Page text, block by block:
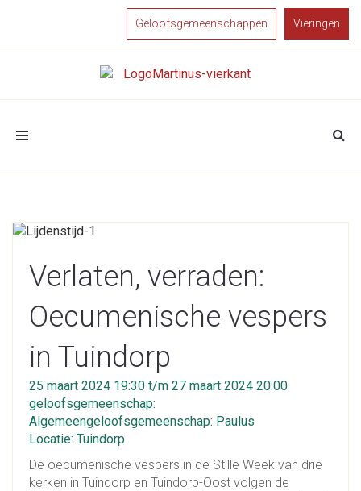
Geloofsgemeenschappen Vieringen
Toggle
Verlaten, verraden:
Oecumenische vespers
in Tuindorp
25 maart 2024 19:30 t/m 27 maart 2024 20:00
geloofsgemeenschap:
Algemeengeloofsgemeenschap: Paulus
Locatie: Tuindorp
De oecumenische vespers in de Stille Week van drie
kerken in Tuindorp en Tuindorp-Oost volgen de